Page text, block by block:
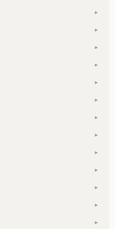
▾
▾
▾
▾
▾
▾
▾
▾
▾
▾
▾
▾
▾